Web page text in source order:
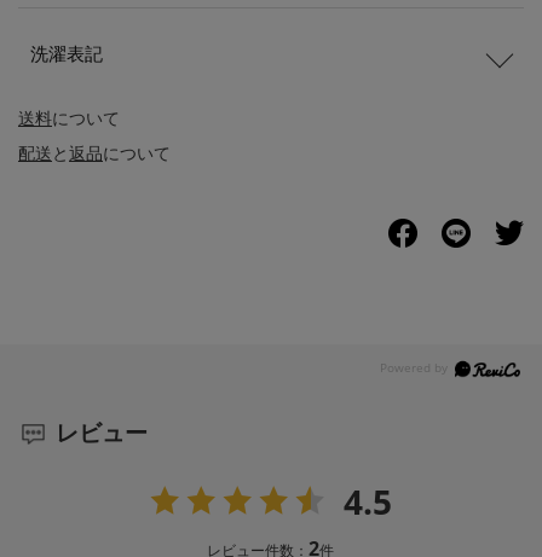
送料について
配送と返品について
洗濯表記
レビュー
4.5
レビュー件数：2件